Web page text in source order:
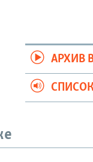
АРХИВ